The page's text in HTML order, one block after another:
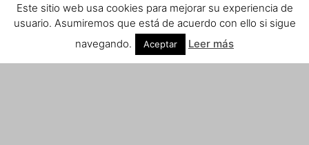
Teléfono de contacto: 959 807 059
¡Anúnciate!
Este sitio web usa cookies para mejorar su experiencia de
usuario. Asumiremos que está de acuerdo con ello si sigue
navegando.
Aceptar Leer más